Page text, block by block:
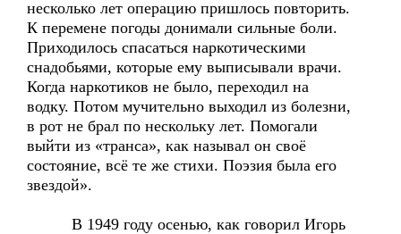
несколько лет операцию пришлось повторить.
К перемене погоды донимали сильные боли.
Приходилось спасаться наркотическими
снадобьями, которые ему выписывали врачи.
Когда наркотиков не было, переходил на
водку. Потом мучительно выходил из болезни,
в рот не брал по нескольку лет. Помогали
выйти из «транса», как называл он своё
состояние, всё те же стихи. Поэзия была его
звездой».
В 1949 году осенью, как говорил Игорь